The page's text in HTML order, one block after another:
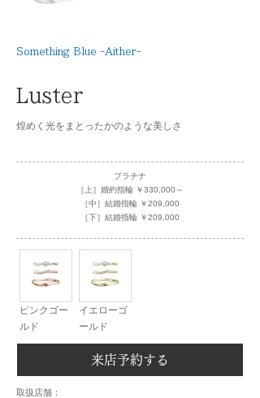
Something Blue -Aither-
Luster
煌めく光をまとったかのような美しさ
プラチナ
［上］婚約指輪 ￥330,000～
［中］結婚指輪 ￥209,000
［下］結婚指輪 ￥209,000
ピンクゴー
ルド
イエローゴ
ールド
来店予約する
​取扱店舗：